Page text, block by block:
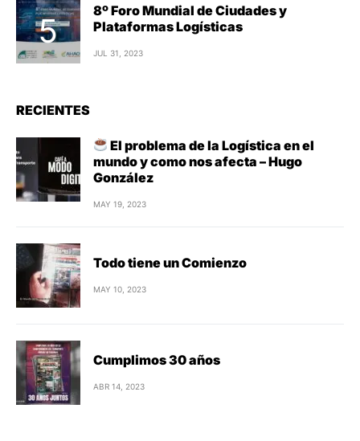
8º Foro Mundial de Ciudades y
Plataformas Logísticas
JUL 31, 2023
RECIENTES
El problema de la Logística en el
mundo y como nos afecta – Hugo
González
MAY 19, 2023
Todo tiene un Comienzo
MAY 10, 2023
Cumplimos 30 años
ABR 14, 2023